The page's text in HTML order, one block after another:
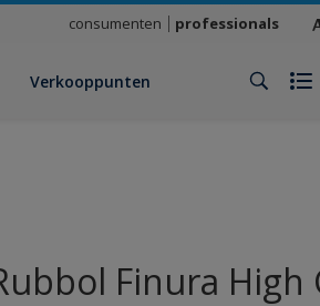
consumenten professionals
Verkooppunten
Finura High